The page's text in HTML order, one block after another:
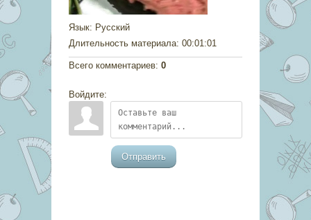
Язык: Русский
Длительность материала: 00:01:01
Всего комментариев: 0
Войдите:
Отправить